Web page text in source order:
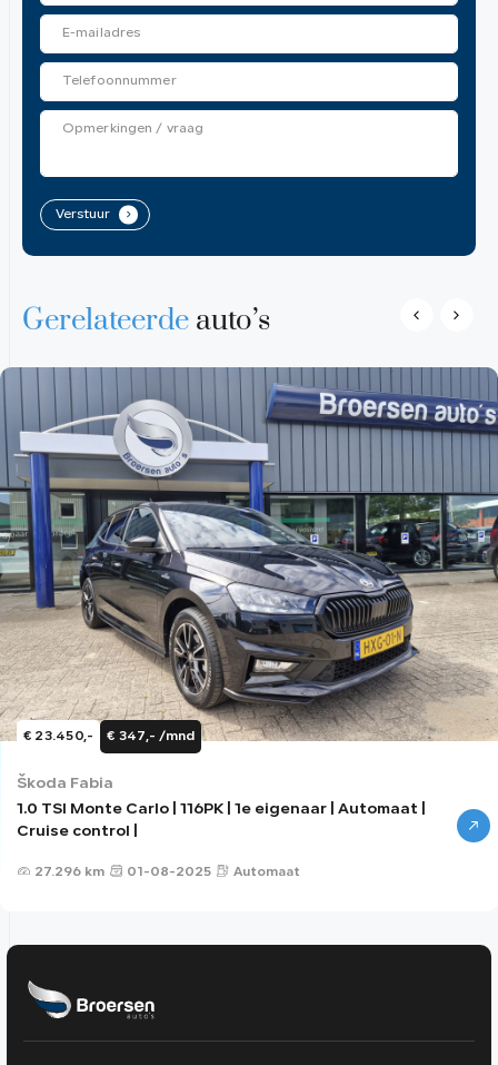
Verstuur .
Gerelateerde auto’s
€ 23.450,- € 347,- /mnd
Škoda Fabia
1.0 TSI Monte Carlo | 116PK | 1e eigenaar | Automaat |
Cruise control |
27.296 km 01-08-2025 Automaat